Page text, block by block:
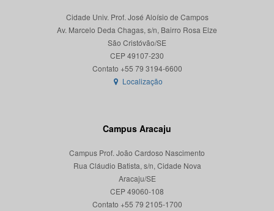
Cidade Univ. Prof. José Aloísio de Campos
Av. Marcelo Deda Chagas, s/n, Bairro Rosa Elze
São Cristóvão/SE
CEP 49107-230
Localização
Campus Aracaju
Campus Prof. João Cardoso Nascimento
Rua Cláudio Batista, s/n, Cidade Nova
Aracaju/SE
CEP 49060-108